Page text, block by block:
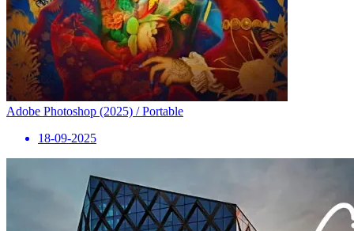
Adobe Photoshop (2025) / Portable
18-09-2025